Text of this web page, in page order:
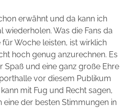
erwähnt und da kann ich
Was die Fans da
Woche leisten, ist wirklich
hoch genug anzurechnen. Es
Spaß und eine ganz große Ehre
vor diesem Publikum
mit Fug und Recht sagen,
eine der besten Stimmungen in